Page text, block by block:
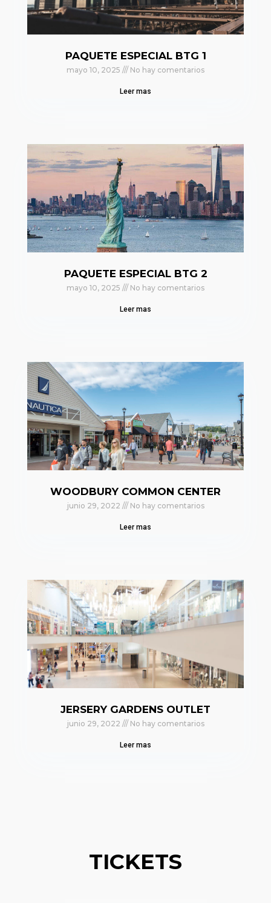
PAQUETE ESPECIAL BTG 1
mayo 10, 2025 No hay comentarios
Leer mas
PAQUETE ESPECIAL BTG 2
mayo 10, 2025 No hay comentarios
Leer mas
WOODBURY COMMON CENTER
junio 29, 2022 No hay comentarios
Leer mas
JERSERY GARDENS OUTLET
junio 29, 2022 No hay comentarios
Leer mas
TICKETS